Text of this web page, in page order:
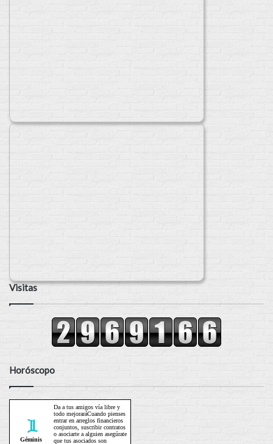
Visitas
Horóscopo